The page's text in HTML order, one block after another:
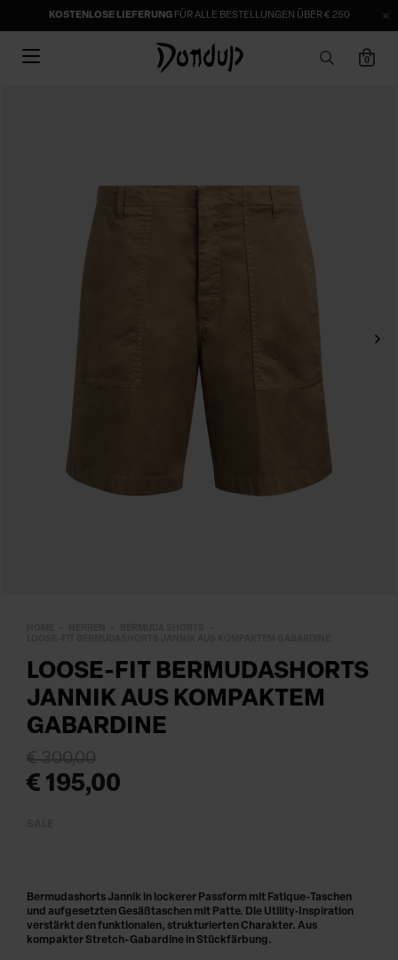
KOSTENLOSE LIEFERUNGFÜR ALLE BESTELLUNGEN ÜBER € 250
0
LOOSE-FIT BERMUDASHORTS
JANNIK AUS KOMPAKTEM
GABARDINE
€ 195,00
€ 300,00
Bermudashorts Jannik in lockerer Passform mit Fatique-Taschen
und aufgesetzten Gesäßtaschen mit Patte. Die Utility‑Inspiration
verstärkt den funktionalen, strukturierten Charakter. Aus
kompakter Stretch-Gabardine in Stückfärbung.